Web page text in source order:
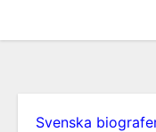
Svenska